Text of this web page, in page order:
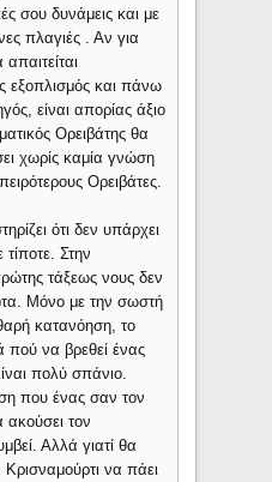
σου δυνάμεις και με
πλαγιές . Αν για
εξοπλισμός και πάνω
είναι απορίας άξιο
Ορειβάτης θα
χωρίς καμία γνώση
Ορειβάτες.
ότι δεν υπάρχει
Στην
τάξεως νους δεν
Μόνο με την σωστή
κατανόηση, το
πού να βρεθεί ένας
πολύ σπάνιο.
που ένας σαν τον
ακούσει τον
Αλλά γιατί θα
να πάει